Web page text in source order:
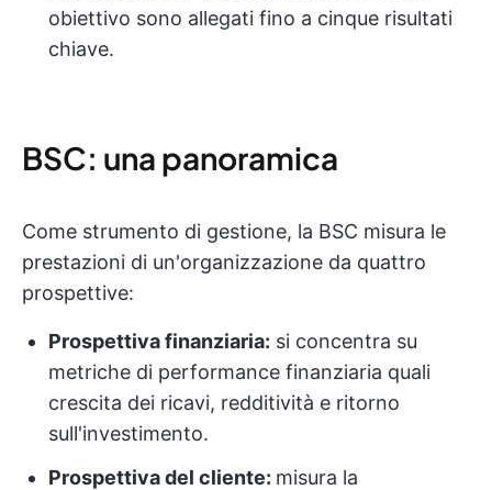
obiettivo sono allegati fino a cinque risultati
chiave.
BSC: una panoramica
Come strumento di gestione, la BSC misura le
prestazioni di un'organizzazione da quattro
prospettive:
Prospettiva finanziaria: si concentra su
metriche di performance finanziaria quali
crescita dei ricavi, redditività e ritorno
sull'investimento.
Prospettiva del cliente: misura la